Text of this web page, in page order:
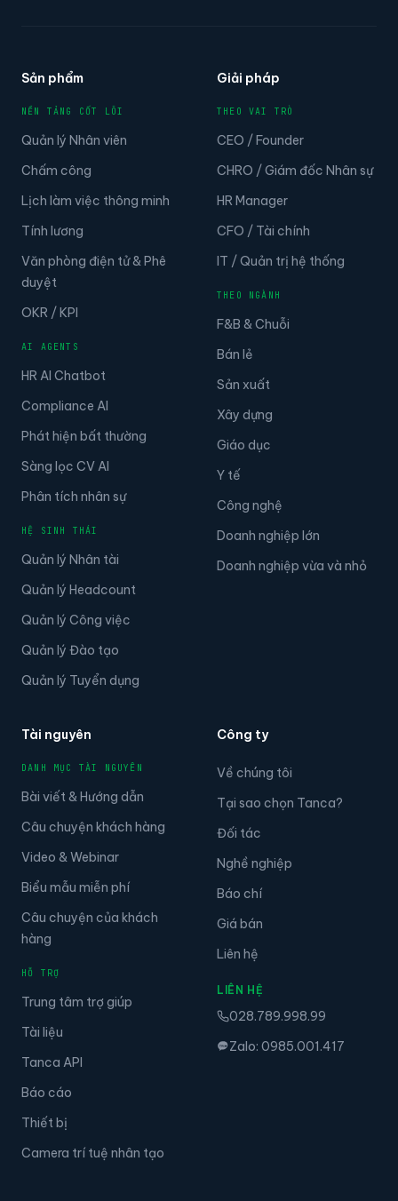
Sản phẩm
NỀN TẢNG CỐT LÕI
Quản lý Nhân viên
Chấm công
Lịch làm việc thông minh
Tính lương
Văn phòng điện tử & Phê
duyệt
OKR / KPI
AI AGENTS
HR AI Chatbot
Compliance AI
Phát hiện bất thường
Sàng lọc CV AI
Phân tích nhân sự
HỆ SINH THÁI
Quản lý Nhân tài
Quản lý Headcount
Quản lý Công việc
Quản lý Đào tạo
Quản lý Tuyển dụng
Giải pháp
THEO VAI TRÒ
CEO / Founder
CHRO / Giám đốc Nhân sự
HR Manager
CFO / Tài chính
IT / Quản trị hệ thống
THEO NGÀNH
F&B & Chuỗi
Bán lẻ
Sản xuất
Xây dựng
Giáo dục
Y tế
Công nghệ
Doanh nghiệp lớn
Doanh nghiệp vừa và nhỏ
Tài nguyên
DANH MỤC TÀI NGUYÊN
Bài viết & Hướng dẫn
Câu chuyện khách hàng
Video & Webinar
Biểu mẫu miễn phí
Câu chuyện của khách
hàng
HỖ TRỢ
Trung tâm trợ giúp
Tài liệu
Tanca API
Báo cáo
Thiết bị
Camera trí tuệ nhân tạo
Công ty
Về chúng tôi
Tại sao chọn Tanca?
Đối tác
Nghề nghiệp
Báo chí
Giá bán
Liên hệ
LIÊN HỆ
028.789.998.99
Zalo: 0985.001.417